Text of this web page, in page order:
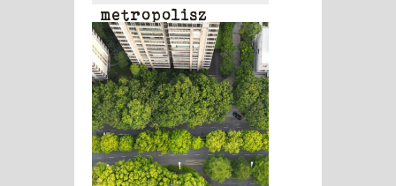
metropolisz
területén